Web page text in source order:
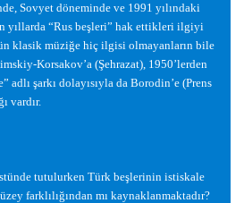
Sovyet döneminde ve 1991 yılındaki
yıllarda “Rus beşleri” hak ettikleri ilgiyi
klasik müziğe hiç ilgisi olmayanların bile
Korsakov’a (Şehrazat), 1950’lerden
adlı şarkı dolayısıyla da Borodin’e (Prens
ı vardır.
tutulurken Türk beşlerinin istiskale
farklılığından mı kaynaklanmaktadır?